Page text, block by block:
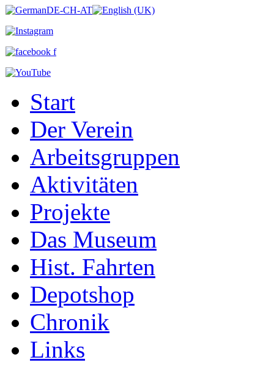
Start
Der Verein
Arbeitsgruppen
Aktivitäten
Projekte
Das Museum
Hist. Fahrten
Depotshop
Chronik
Links